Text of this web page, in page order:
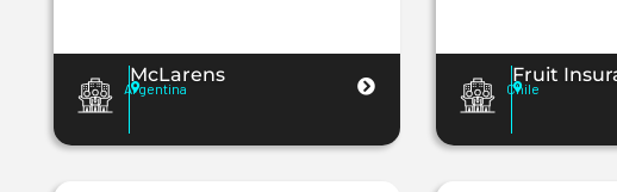
McLarens
Argentina
Fruit
Chile